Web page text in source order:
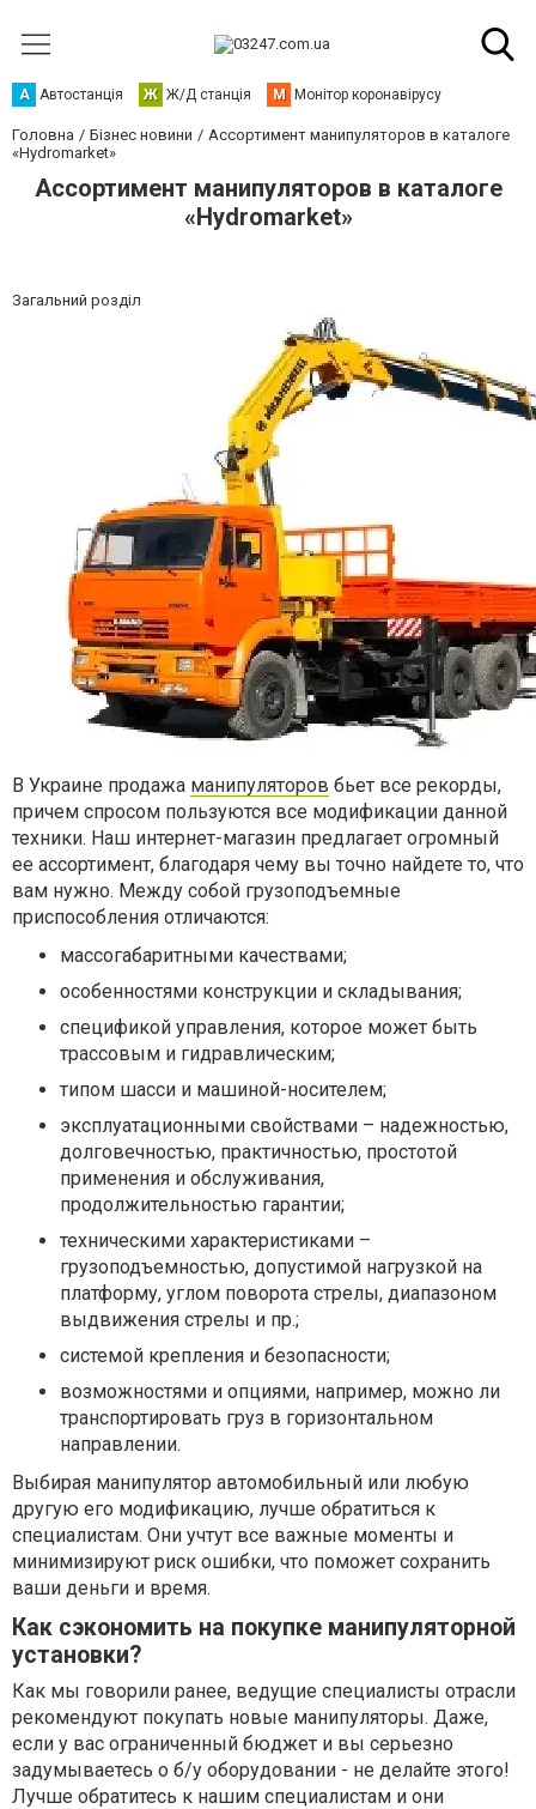
А Автостанція Ж Ж/Д станція М Монітор коронавірусу
Головна Бізнес новини
Ассортимент манипуляторов в каталоге
«Hydromarket»
Ассортимент манипуляторов в каталоге
«Hydromarket»
Загальний розділ
В Украине продажа манипуляторов бьет все рекорды,
причем спросом пользуются все модификации данной
техники. Наш интернет-магазин предлагает огромный
ее ассортимент, благодаря чему вы точно найдете то, что
вам нужно. Между собой грузоподъемные
приспособления отличаются:
массогабаритными качествами;
особенностями конструкции и складывания;
спецификой управления, которое может быть
трассовым и гидравлическим;
типом шасси и машиной-носителем;
эксплуатационными свойствами – надежностью,
долговечностью, практичностью, простотой
применения и обслуживания,
продолжительностью гарантии;
техническими характеристиками –
грузоподъемностью, допустимой нагрузкой на
платформу, углом поворота стрелы, диапазоном
выдвижения стрелы и пр.;
системой крепления и безопасности;
возможностями и опциями, например, можно ли
транспортировать груз в горизонтальном
направлении.
Выбирая манипулятор автомобильный или любую
другую его модификацию, лучше обратиться к
специалистам. Они учтут все важные моменты и
минимизируют риск ошибки, что поможет сохранить
ваши деньги и время.
Как сэкономить на покупке манипуляторной
установки?
Как мы говорили ранее, ведущие специалисты отрасли
рекомендуют покупать новые манипуляторы. Даже,
если у вас ограниченный бюджет и вы серьезно
задумываетесь о б/у оборудовании - не делайте этого!
Лучше обратитесь к нашим специалистам и они